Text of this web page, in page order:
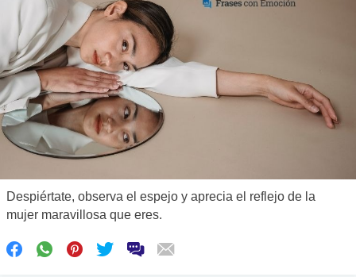
Despiértate, observa el espejo y aprecia el reflejo de la
mujer maravillosa que eres.